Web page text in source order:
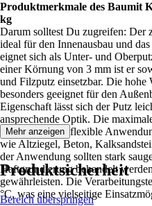
Produktmerkmale des Baumit
kg
Darum solltest Du zugreifen: Der
ideal für den Innenausbau und
eignet sich als Unter- und
einer Körnung von 3 mm ist er
und Filzputz einsetzbar. Die hohe
besonders geeignet für den
Eigenschaft lässt sich der Putz
ansprechende Optik. Die
ermöglicht eine flexible
wie Altziegel, Beton,
der Anwendung sollten stark
Haftgrundierung behandelt
gewährleisten. Die
°C, was eine vielseitige
Mehr anzeigen
Produktsicherheit
Bereich überspringen